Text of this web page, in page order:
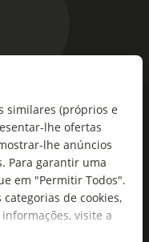
similares (próprios e
lhe ofertas
lhe anúncios
Para garantir uma
em "Permitir Todos".
de cookies,
visite a
no
exclusivas,